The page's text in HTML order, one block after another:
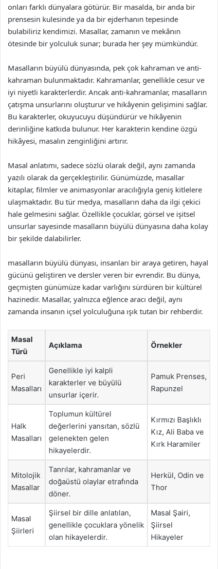
onları farklı dünyalara götürür. Bir masalda, bir anda bir
prensesin kulesinde ya da bir ejderhanın tepesinde
bulabiliriz kendimizi. Masallar, zamanın ve mekânın
ötesinde bir yolculuk sunar; burada her şey mümkündür.
Masalların büyülü dünyasında, pek çok kahraman ve anti-
kahraman bulunmaktadır. Kahramanlar, genellikle cesur ve
iyi niyetli karakterlerdir. Ancak anti-kahramanlar, masalların
çatışma unsurlarını oluşturur ve hikâyenin gelişimini sağlar.
Bu karakterler, okuyucuyu düşündürür ve hikâyenin
derinliğine katkıda bulunur. Her karakterin kendine özgü
hikâyesi, masalın zenginliğini artırır.
Masal anlatımı, sadece sözlü olarak değil, aynı zamanda
yazılı olarak da gerçekleştirilir. Günümüzde, masallar
kitaplar, filmler ve animasyonlar aracılığıyla geniş kitlelere
ulaşmaktadır. Bu tür medya, masalların daha da ilgi çekici
hale gelmesini sağlar. Özellikle çocuklar, görsel ve işitsel
unsurlar sayesinde masalların büyülü dünyasına daha kolay
bir şekilde dalabilirler.
masalların büyülü dünyası, insanları bir araya getiren, hayal
gücünü geliştiren ve dersler veren bir evrendir. Bu dünya,
geçmişten günümüze kadar varlığını sürdüren bir kültürel
hazinedir. Masallar, yalnızca eğlence aracı değil, aynı
zamanda insanın içsel yolculuğuna ışık tutan bir rehberdir.
Masal
Türü
Açıklama Örnekler
Peri
Masalları
Genellikle iyi kalpli
karakterler ve büyülü
unsurlar içerir.
Pamuk Prenses,
Rapunzel
Halk
Masalları
Toplumun kültürel
değerlerini yansıtan, sözlü
gelenekten gelen
hikayelerdir.
Kırmızı Başlıklı
Kız, Ali Baba ve
Kırk Haramiler
Mitolojik
Masallar
Tanrılar, kahramanlar ve
doğaüstü olaylar etrafında
döner.
Herkül, Odin ve
Thor
Masal
Şiirleri
Şiirsel bir dille anlatılan,
genellikle çocuklara yönelik
olan hikayelerdir.
Masal Şairi,
Şiirsel
Hikayeler